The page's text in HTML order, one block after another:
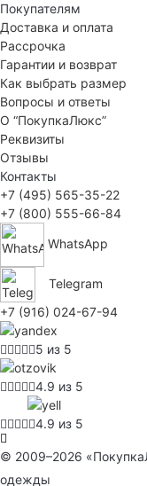
Покупателям
Доставка и оплата
Рассрочка
Гарантии и возврат
Как выбрать размер
Вопросы и ответы
О “ПокупкаЛюкс”
Реквизиты
Отзывы
Контакты
+7 (495) 565-35-22
+7 (800) 555-66-84
WhatsApp
Telegram
+7 (916) 024-67-94
5 из 5
4.9 из 5
4.9 из 5
© 2009–2026
одежды